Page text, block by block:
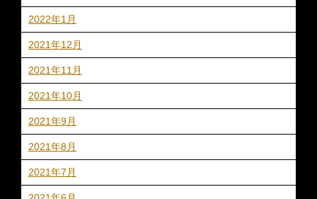
2022年1月
2021年12月
2021年11月
2021年10月
2021年9月
2021年8月
2021年7月